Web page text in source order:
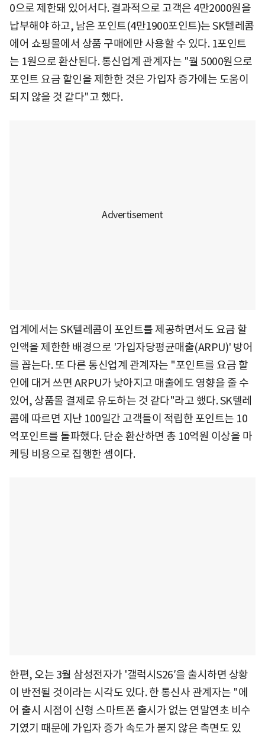
0으로 제한돼 있어서다. 결과적으로 고객은 4만2000원을
납부해야 하고, 남은 포인트(4만1900포인트)는 SK텔레콤
에어 쇼핑몰에서 상품 구매에만 사용할 수 있다. 1포인트
는 1원으로 환산된다. 통신업계 관계자는 "월 5000원으로
포인트 요금 할인을 제한한 것은 가입자 증가에는 도움이
되지 않을 것 같다"고 했다.
업계에서는 SK텔레콤이 포인트를 제공하면서도 요금 할
인액을 제한한 배경으로 '가입자당평균매출(ARPU)' 방어
를 꼽는다. 또 다른 통신업계 관계자는 "포인트를 요금 할
인에 대거 쓰면 ARPU가 낮아지고 매출에도 영향을 줄 수
있어, 상품몰 결제로 유도하는 것 같다"라고 했다. SK텔레
콤에 따르면 지난 100일간 고객들이 적립한 포인트는 10
억포인트를 돌파했다. 단순 환산하면 총 10억원 이상을 마
케팅 비용으로 집행한 셈이다.
한편, 오는 3월 삼성전자가 '갤럭시S26′을 출시하면 상황
이 반전될 것이라는 시각도 있다. 한 통신사 관계자는 "에
어 출시 시점이 신형 스마트폰 출시가 없는 연말연초 비수
기였기 때문에 가입자 증가 속도가 붙지 않은 측면도 있